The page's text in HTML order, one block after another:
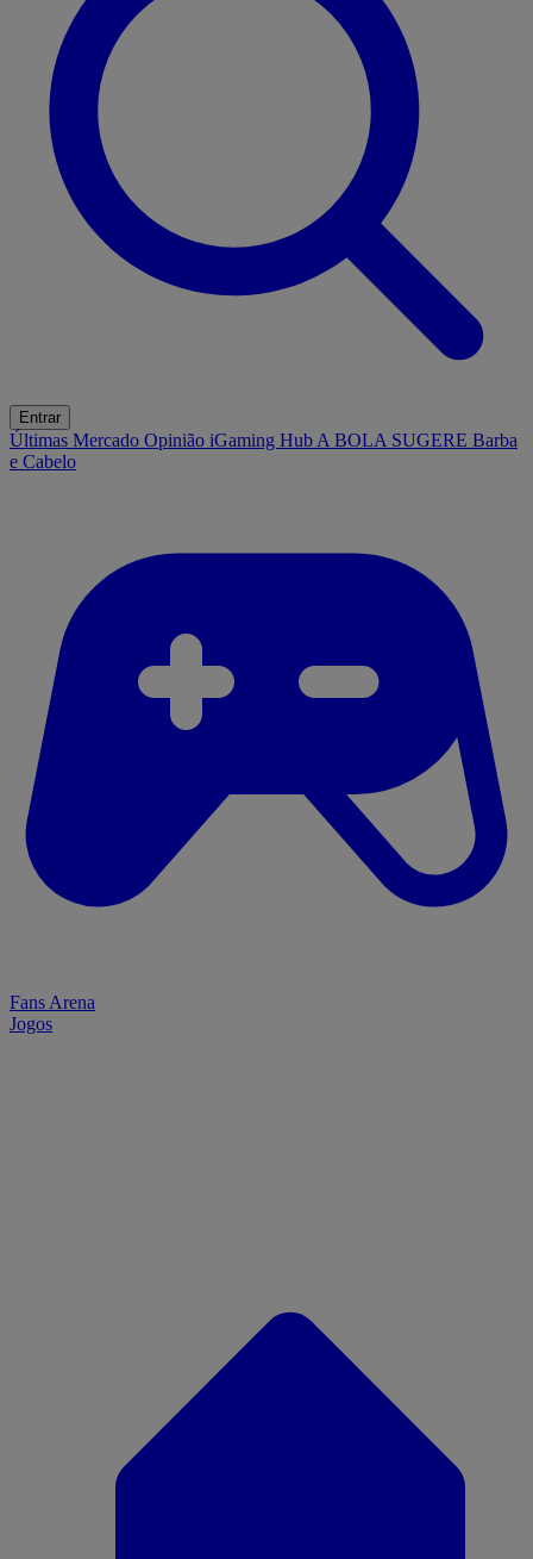
Entrar
Últimas Mercado Opinião iGaming Hub A BOLA SUGERE Barba
e Cabelo
Fans Arena
Jogos